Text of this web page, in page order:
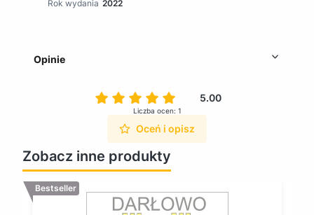
Rok wydania 2022
Opinie
5.00
Liczba ocen: 1
Oceń i opisz
Zobacz inne produkty
Bestseller